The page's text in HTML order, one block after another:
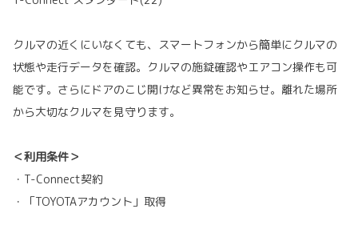
クルマの近くにいなくても、スマートフォンから簡単にクルマの
状態や走行データを確認。クルマの施錠確認やエアコン操作も可
能です。さらにドアのこじ開けなど異常をお知らせ。離れた場所
から大切なクルマを見守ります。
＜利用条件＞
・T-Connect契約
・「TOYOTAアカウント」取得